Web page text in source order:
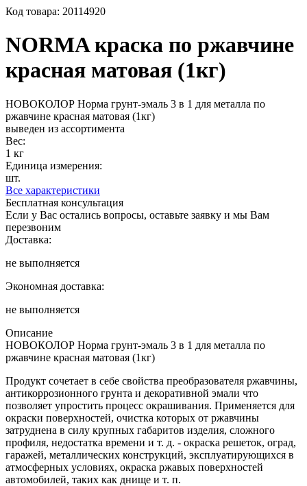
Код товара: 20114920
NORMA краска по ржавчине
красная матовая (1кг)
НОВОКОЛОР Норма грунт-эмаль 3 в 1 для металла по
ржавчине красная матовая (1кг)
выведен из ассортимента
Вес:
1 кг
Единица измерения:
шт.
Все характеристики
Бесплатная консультация
Если у Вас остались вопросы, оставьте заявку и мы Вам
перезвоним
Доставка:
не выполняется
Экономная доставка:
не выполняется
Описание
НОВОКОЛОР Норма грунт-эмаль 3 в 1 для металла по
ржавчине красная матовая (1кг)
Продукт сочетает в себе свойства преобразователя ржавчины,
антикоррозионного грунта и декоративной эмали что
позволяет упростить процесс окрашивания. Применяется для
окраски поверхностей, очистка которых от ржавчины
затруднена в силу крупных габаритов изделия, сложного
профиля, недостатка времени и т. д. - окраска решеток, оград,
гаражей, металлических конструкций, эксплуатирующихся в
атмосферных условиях, окраска ржавых поверхностей
автомобилей, таких как днище и т. п.